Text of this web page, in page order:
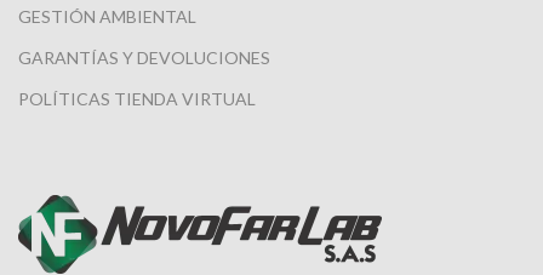
GESTIÓN AMBIENTAL
GARANTÍAS Y DEVOLUCIONES
POLÍTICAS TIENDA VIRTUAL